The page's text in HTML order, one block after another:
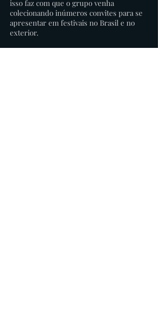
isso faz com que o grupo venha
colecionando inúmeros convites para se
apresentar em festivais no Brasil e no
exterior.